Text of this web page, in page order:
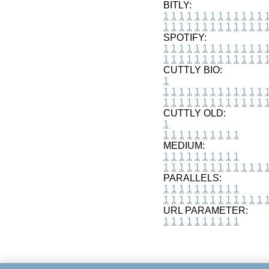
BITLY:
1 1 1 1 1 1 1 1 1 1 1 1 1 1
1 1 1 1 1 1 1 1 1 1 1 1 1 1
SPOTIFY:
1 1 1 1 1 1 1 1 1 1 1 1 1 1
1 1 1 1 1 1 1 1 1 1 1 1 1 1
CUTTLY BIO:
1
1 1 1 1 1 1 1 1 1 1 1 1 1 1
1 1 1 1 1 1 1 1 1 1 1 1 1 1
CUTTLY OLD:
1
1 1 1 1 1 1 1 1 1 1
MEDIUM:
1 1 1 1 1 1 1 1 1 1
1 1 1 1 1 1 1 1 1 1 1 1 1 1
PARALLELS:
1 1 1 1 1 1 1 1 1 1
1 1 1 1 1 1 1 1 1 1 1 1 1 1
URL PARAMETER:
1 1 1 1 1 1 1 1 1 1